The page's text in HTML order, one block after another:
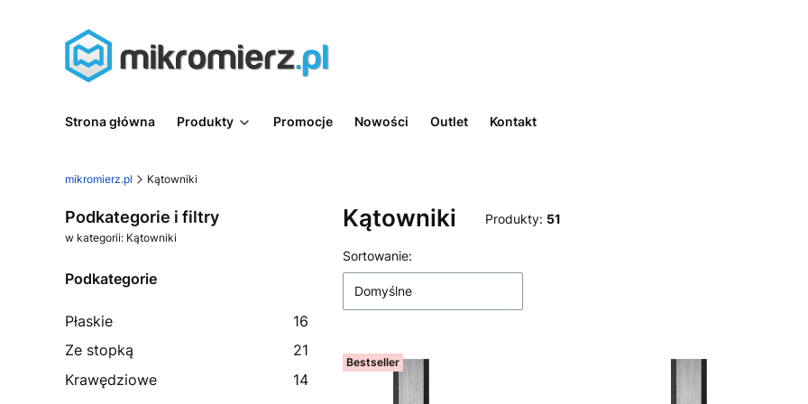
Strona główna Produkty Promocje Nowości Outlet Kontakt
mikromierz.pl Kątowniki
Podkategorie i filtry
w kategorii: Kątowniki
Podkategorie
Płaskie
16
Ze stopką
21
Krawędziowe
14
Kątowniki Produkty: 51
Lista produktów
Sortowanie:
Domyślne
Bestseller